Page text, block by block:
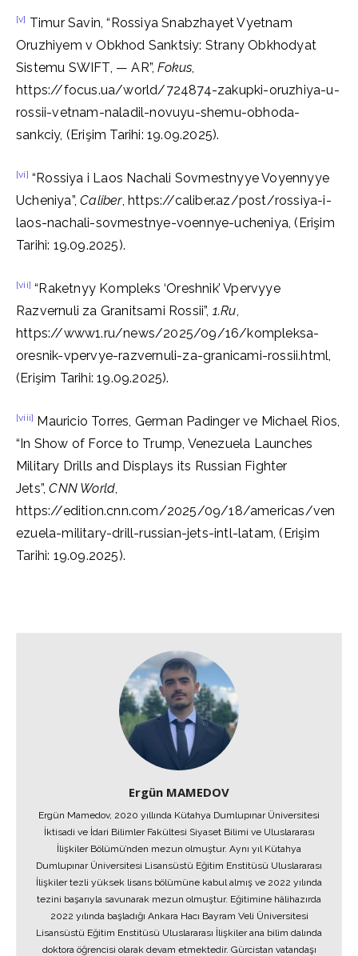
[v] Timur Savin, “Rossiya Snabzhayet Vyetnam
Oruzhiyem v Obkhod Sanktsiy: Strany Obkhodyat
Sistemu SWIFT, — AR”,Fokus,
https://focus.ua/world/724874-zakupki-oruzhiya-u-
rossii-vetnam-naladil-novuyu-shemu-obhoda-
sankciy, (Erişim Tarihi: 19.09.2025).
[vi] “Rossiya i Laos Nachali Sovmestnyye Voyennyye
Ucheniya”,Caliber, https://caliber.az/post/rossiya-i-
laos-nachali-sovmestnye-voennye-ucheniya, (Erişim
Tarihi: 19.09.2025).
[vii] “Raketnyy Kompleks ‘Oreshnik’ Vpervyye
Razvernuli za Granitsami Rossii”, 1.Ru,
https://www1.ru/news/2025/09/16/kompleksa-
oresnik-vpervye-razvernuli-za-granicami-rossii.html,
(Erişim Tarihi: 19.09.2025).
[viii] Mauricio Torres, German Padinger ve Michael Rios,
“In Show of Force to Trump, Venezuela Launches
Military Drills and Displays its Russian Fighter
Jets”,CNN World,
https://edition.cnn.com/2025/09/18/americas/ven
ezuela-military-drill-russian-jets-intl-latam, (Erişim
Tarihi: 19.09.2025).
Ergün MAMEDOV
Ergün Mamedov, 2020 yıllında Kütahya Dumlupınar Üniversitesi
İktisadi ve İdari Bilimler Fakültesi Siyaset Bilimi ve Uluslararası
İlişkiler Bölümü’nden mezun olmuştur. Aynı yıl Kütahya
Dumlupınar Üniversitesi Lisansüstü Eğitim Enstitüsü Uluslararası
İlişkiler tezli yüksek lisans bölümüne kabul almış ve 2022 yılında
tezini başarıyla savunarak mezun olmuştur. Eğitimine hâlihazırda
2022 yılında başladığı Ankara Hacı Bayram Veli Üniversitesi
Lisansüstü Eğitim Enstitüsü Uluslararası İlişkiler ana bilim dalında
doktora öğrencisi olarak devam etmektedir. Gürcistan vatandaşı